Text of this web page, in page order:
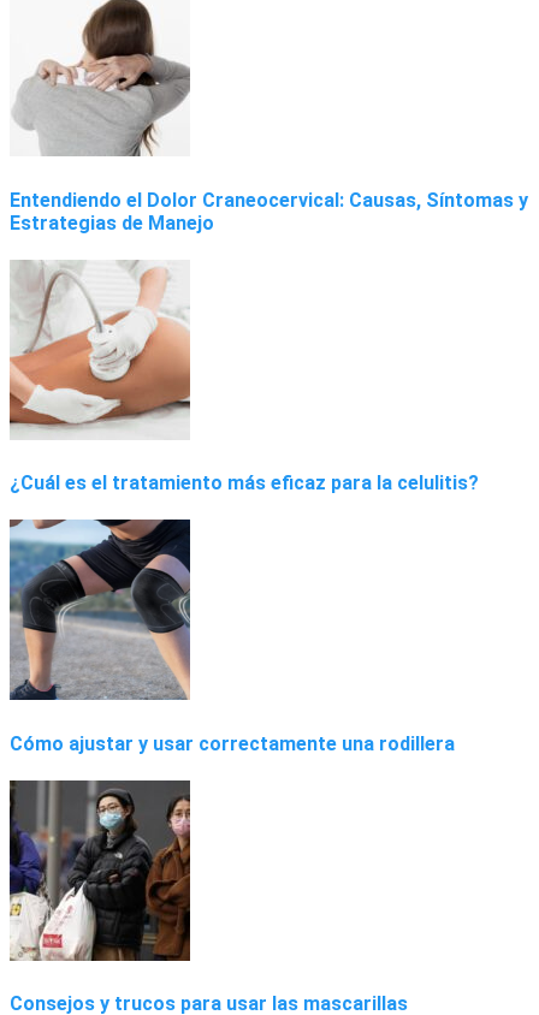
Entendiendo el Dolor Craneocervical: Causas, Síntomas y
Estrategias de Manejo
¿Cuál es el tratamiento más eficaz para la celulitis?
Cómo ajustar y usar correctamente una rodillera
Consejos y trucos para usar las mascarillas